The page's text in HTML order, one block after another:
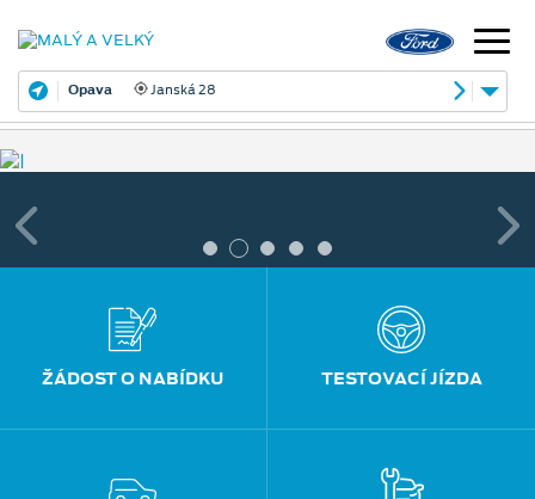
Opava Janská 28
ŽÁDOST O NABÍDKU TESTOVACÍ JÍZDA